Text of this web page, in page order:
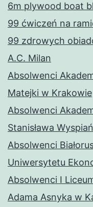
6m plywood boat
99 ćwiczeń na
99 zdrowych
A.C. Milan
Absolwenci
Matejki w Krakowie
Absolwenci
Stanisława
Absolwenci
Uniwersytetu
Absolwenci I
Adama Asnyka w